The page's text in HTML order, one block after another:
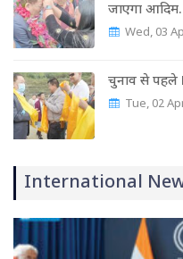
जाएगा
Wed, 03
चुनाव से पहले
Tue, 02
International